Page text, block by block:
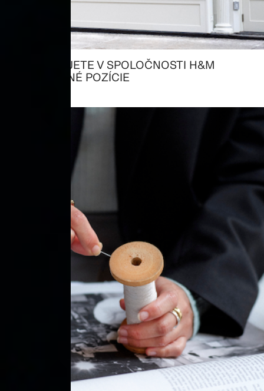
UŽ PRACUJETE V SPOLOČNOSTI H&M
→ DOSTUPNÉ POZÍCIE